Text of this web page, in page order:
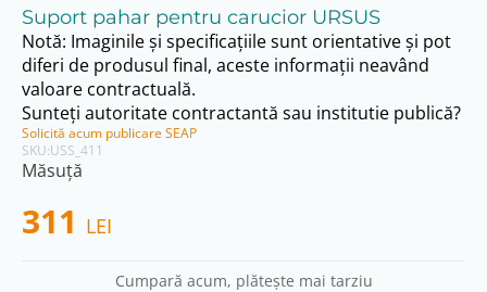
SKU:USS_411
Suport pahar pentru carucior URSUS
Măsuță
311 LEI
Cumpară acum, plătește mai tarziu
Notă: Imaginile și specificațiile sunt orientative și pot
diferi de produsul final, aceste informații neavând
valoare contractuală.
Sunteți autoritate contractantă sau institutie publică?
Solicită acum publicare SEAP